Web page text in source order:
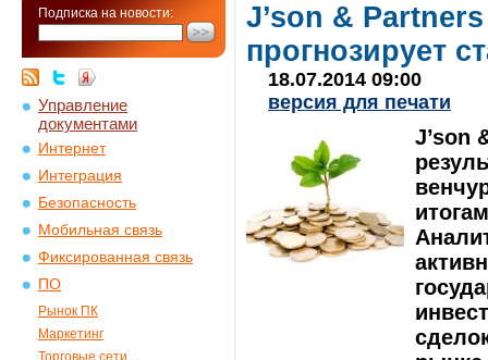
Подписка на новости:
Управление
документами
Интернет
Интеграция
Безопасность
Мобильная связь
Фиксированная связь
ПО
Рынок ПК
Маркетинг
Торговые сети
J’son &
прогнозирует
18.07.2014 09:00
версия для печати
J’son